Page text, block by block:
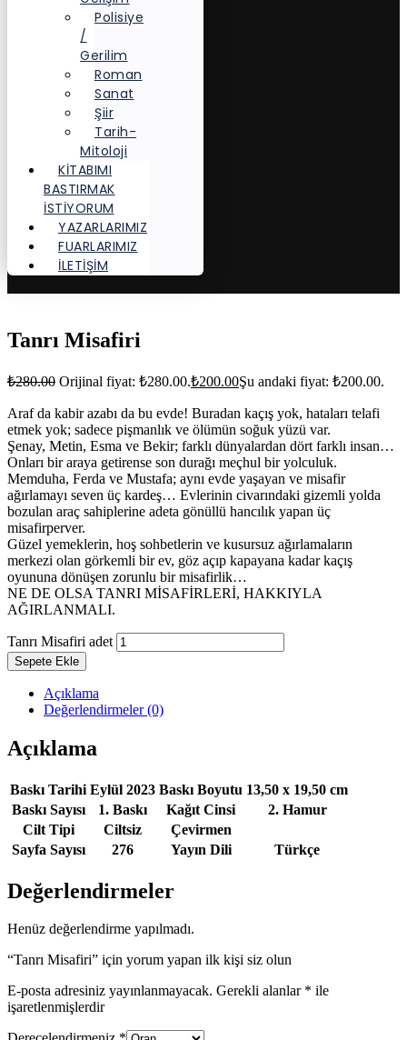
Polisiye
/
Gerilim
Roman
Sanat
Şiir
Tarih-
Mitoloji
KITABIMI
BASTIRMAK
İSTIYORUM
YAZARLARIMIZ
FUARLARIMIZ
İLETİŞİM
Tanrı Misafiri
₺280.00 Orijinal fiyat: ₺280.00.₺200.00Şu andaki fiyat: ₺200.00.
Araf da kabir azabı da bu evde! Buradan kaçış yok, hataları telafi
etmek yok; sadece pişmanlık ve ölümün soğuk yüzü var.
Şenay, Metin, Esma ve Bekir; farklı dünyalardan dört farklı insan…
Onları bir araya getirense son durağı meçhul bir yolculuk.
Memduha, Ferda ve Mustafa; aynı evde yaşayan ve misafir
ağırlamayı seven üç kardeş… Evlerinin civarındaki gizemli yolda
bozulan araç sahiplerine adeta gönüllü hancılık yapan üç
misafirperver.
Güzel yemeklerin, hoş sohbetlerin ve kusursuz ağırlamaların
merkezi olan görkemli bir ev, göz açıp kapayana kadar kaçış
oyununa dönüşen zorunlu bir misafirlik…
NE DE OLSA TANRI MİSAFİRLERİ, HAKKIYLA
AĞIRLANMALI.
Tanrı Misafiri adet
Sepete Ekle
Açıklama
Değerlendirmeler (0)
Açıklama
Baskı Tarihi Eylül 2023 Baskı Boyutu 13,50 x 19,50 cm
Baskı Sayısı
1. Baskı Kağıt Cinsi
2. Hamur
Cilt Tipi
Ciltsiz
Çevirmen
Sayfa Sayısı
276 Yayın Dili Türkçe
Değerlendirmeler
Henüz değerlendirme yapılmadı.
“Tanrı Misafiri” için yorum yapan ilk kişi siz olun
E-posta adresiniz yayınlanmayacak. Gerekli alanlar * ile
işaretlenmişlerdir